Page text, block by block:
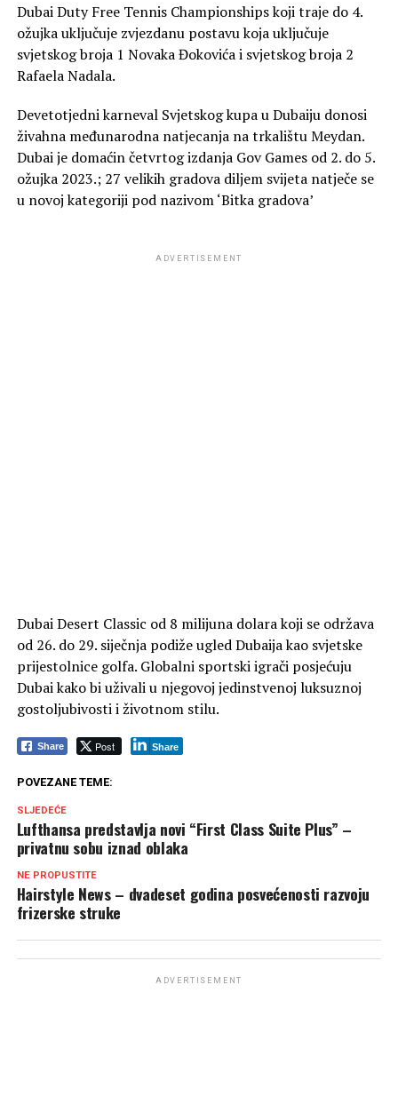
Dubai Duty Free Tennis Championships koji traje do 4.
ožujka uključuje zvjezdanu postavu koja uključuje
svjetskog broja 1 Novaka Đokovića i svjetskog broja 2
Rafaela Nadala.
Devetotjedni karneval Svjetskog kupa u Dubaiju donosi
živahna međunarodna natjecanja na trkalištu Meydan.
Dubai je domaćin četvrtog izdanja Gov Games od 2. do 5.
ožujka 2023.; 27 velikih gradova diljem svijeta natječe se
u novoj kategoriji pod nazivom ‘Bitka gradova’
ADVERTISEMENT
Dubai Desert Classic od 8 milijuna dolara koji se održava
od 26. do 29. siječnja podiže ugled Dubaija kao svjetske
prijestolnice golfa. Globalni sportski igrači posjećuju
Dubai kako bi uživali u njegovoj jedinstvenoj luksuznoj
gostoljubivosti i životnom stilu.
Share Post Share
POVEZANE TEME:
SLJEDEĆE
Lufthansa predstavlja novi “First Class Suite Plus” –
privatnu sobu iznad oblaka
NE PROPUSTITE
Hairstyle News – dvadeset godina posvećenosti razvoju
frizerske struke
ADVERTISEMENT